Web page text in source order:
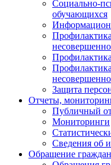
Социально-
обучающихся
Защита
Отчеты,
Публичный
Мониторинги
Сведения об
Обращение граждан